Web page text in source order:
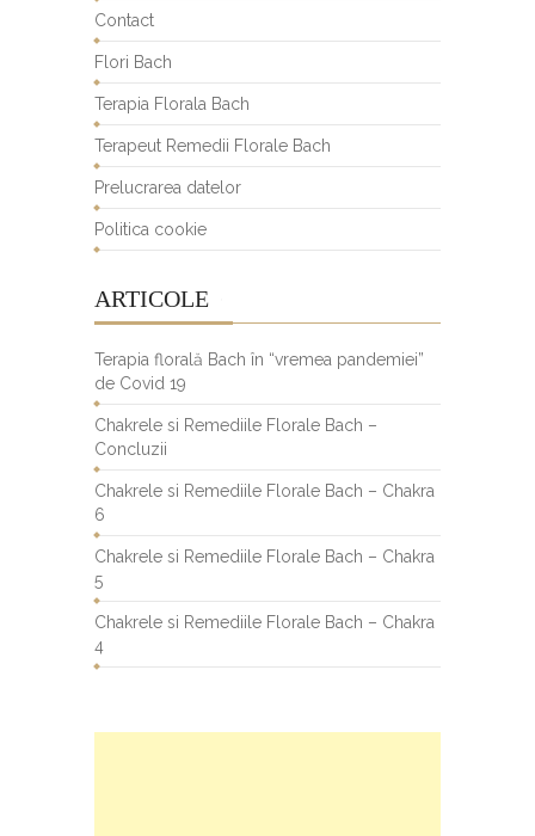
Contact
Flori Bach
Terapia Florala Bach
Terapeut Remedii Florale Bach
Prelucrarea datelor
Politica cookie
ARTICOLE
Terapia florală Bach în “vremea pandemiei”
de Covid 19
Chakrele si Remediile Florale Bach –
Concluzii
Chakrele si Remediile Florale Bach – Chakra
6
Chakrele si Remediile Florale Bach – Chakra
5
Chakrele si Remediile Florale Bach – Chakra
4